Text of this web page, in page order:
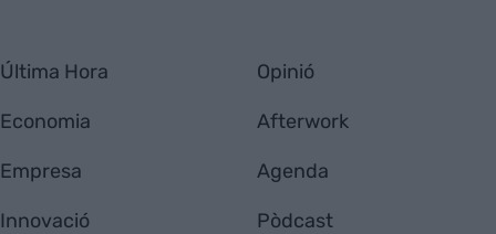
Última Hora
Economia
Empresa
Innovació
Opinió
Afterwork
Agenda
Pòdcast